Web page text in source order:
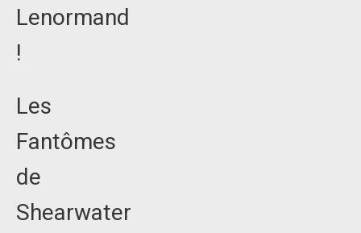
Lenormand
!
Les
Fantômes
de
Shearwater